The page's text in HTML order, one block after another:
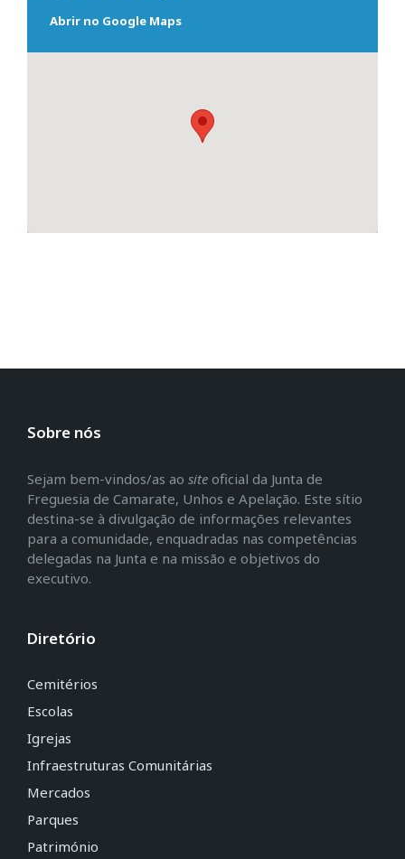
Abrir no Google Maps
Sobre nós
Sejam bem-vindos/as ao site oficial da Junta de
Freguesia de Camarate, Unhos e Apelação. Este sítio
destina-se à divulgação de informações relevantes
para a comunidade, enquadradas nas competências
delegadas na Junta e na missão e objetivos do
executivo.
Diretório
Cemitérios
Escolas
Igrejas
Infraestruturas Comunitárias
Mercados
Parques
Património